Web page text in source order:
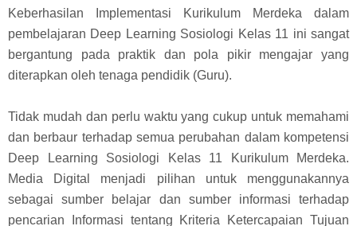
Keberhasilan Implementasi Kurikulum Merdeka dalam
pembelajaran Deep Learning Sosiologi Kelas 11 ini sangat
bergantung pada praktik dan pola pikir mengajar yang
diterapkan oleh tenaga pendidik (Guru).
Tidak mudah dan perlu waktu yang cukup untuk memahami
dan berbaur terhadap semua perubahan dalam kompetensi
Deep Learning Sosiologi Kelas 11 Kurikulum Merdeka.
Media Digital menjadi pilihan untuk menggunakannya
sebagai sumber belajar dan sumber informasi terhadap
pencarian Informasi tentang Kriteria Ketercapaian Tujuan